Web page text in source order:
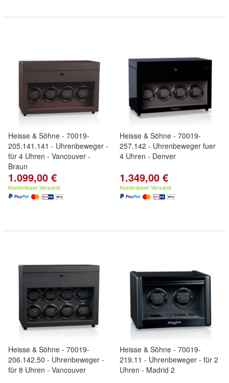
Heisse & Söhne - 70019-
205.141.141 - Uhrenbeweger -
für 4 Uhren - Vancouver -
Braun
1.099,00 €
Kostenloser Versand
Heisse & Söhne - 70019-
257.142 - Uhrenbeweger fuer
4 Uhren - Denver
1.349,00 €
Kostenloser Versand
Heisse & Söhne - 70019-
206.142.50 - Uhrenbeweger -
für 8 Uhren - Vancouver
Heisse & Söhne - 70019-
219.11 - Uhrenbeweger - für 2
Uhren - Madrid 2